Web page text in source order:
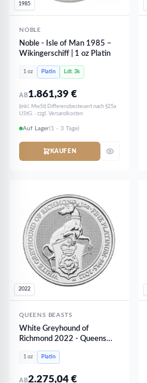
1985
NOBLE
Noble - Isle of Man 1985 –
Wikingerschiff | 1 oz Platin
1 oz Platin Ldt. 3k
AB 1.861,39€
(inkl. MwSt) Differenzbesteuert nach §25a
UStG. · zzgl. Versandkosten
Auf Lager(1 - 3 Tage)
KAUFEN
2022
QUEENS BEASTS
White Greyhound of
Richmond 2022 - Queens
Beasts | 1 oz Platin
1 oz Platin
AB2.275,04€